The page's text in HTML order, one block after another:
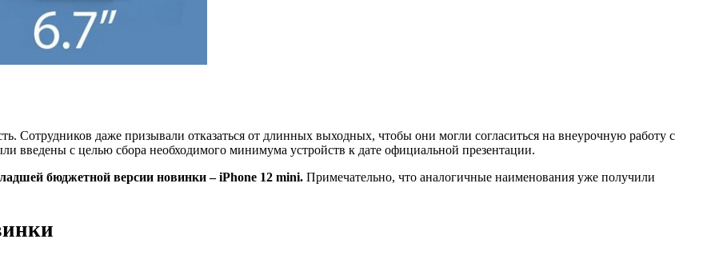
Сотрудников даже призывали отказаться от длинных выходных, чтобы они могли согласиться на внеурочную работу с
введены с целью сбора необходимого минимума устройств к дате официальной презентации.
бюджетной версии новинки – iPhone 12 mini. Примечательно, что аналогичные наименования уже получили